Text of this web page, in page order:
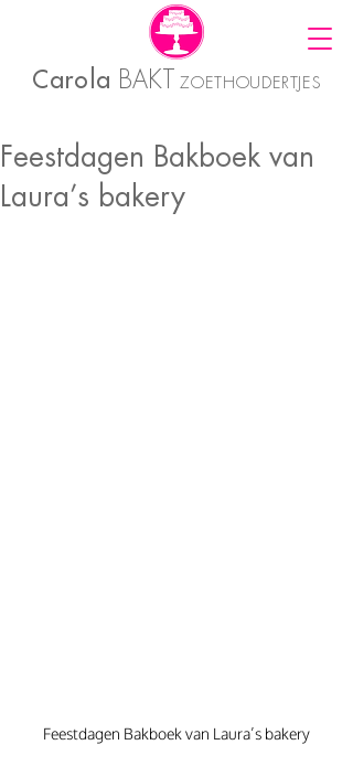
Carola BAKT ZOETHOUDERTJES
Feestdagen Bakboek van
Laura’s bakery
Feestdagen Bakboek van Laura’s bakery